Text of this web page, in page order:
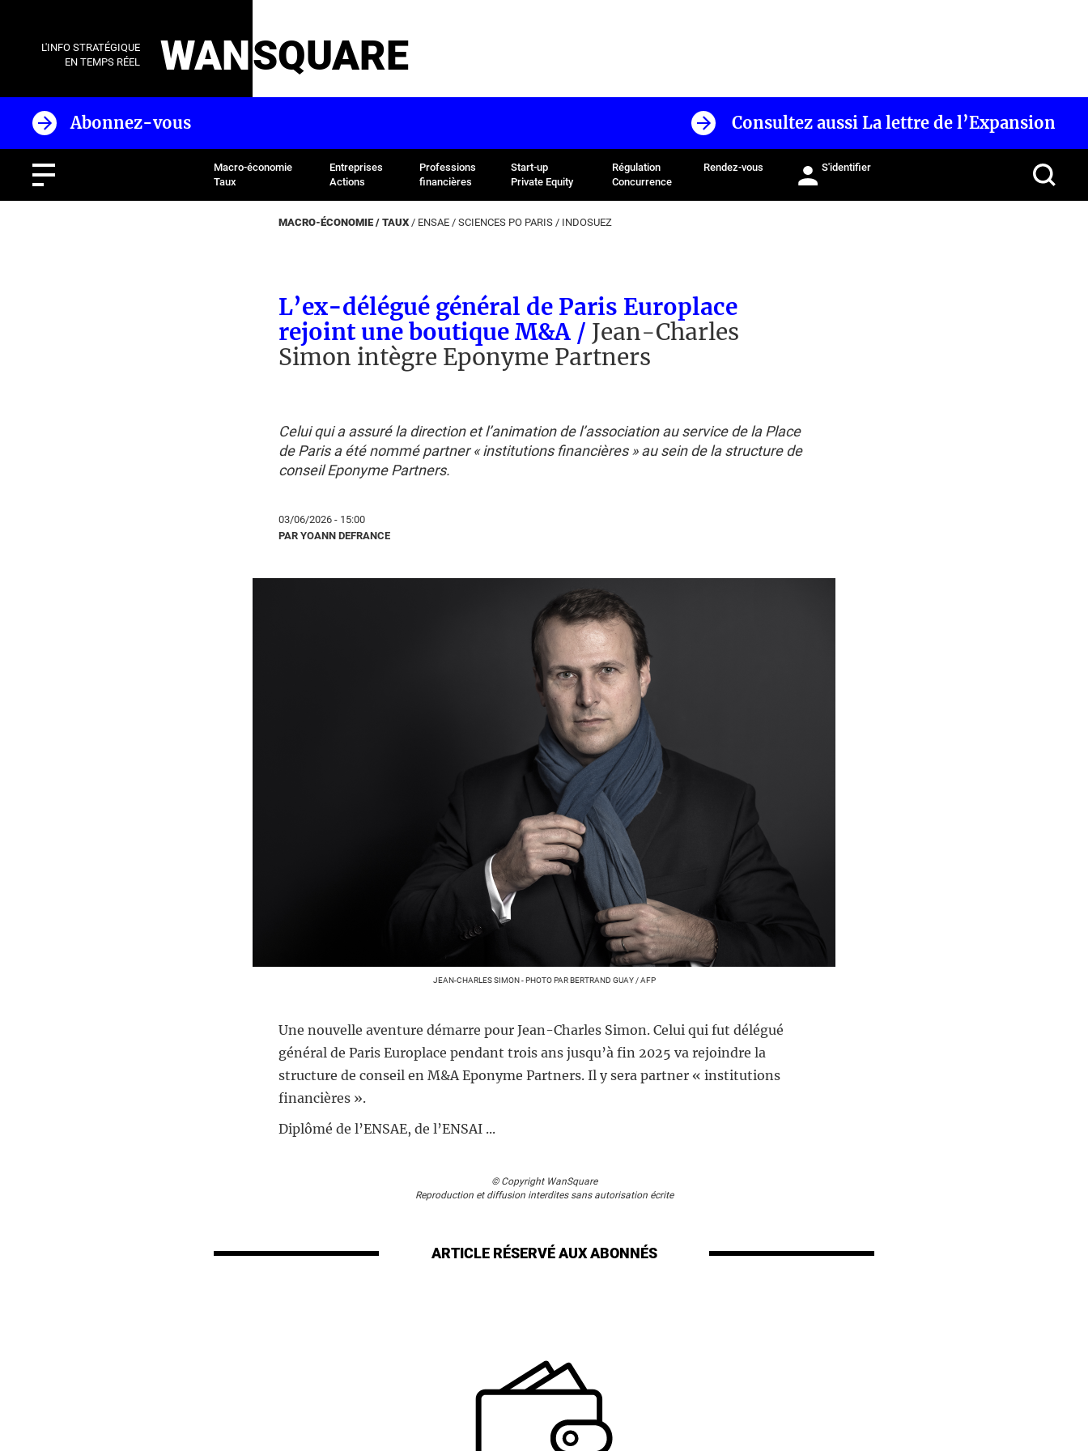
L'INFO STRATÉGIQUE
EN TEMPS RÉEL
WANSQUARE
Abonnez-vous Consultez aussi La lettre de l’Expansion
Macro-économie
Taux
Entreprises
Actions
Professions
financières
Start-up
Private Equity
Régulation
Concurrence
Rendez-vous S'identifier
MACRO-ÉCONOMIE / TAUX / ENSAE / SCIENCES PO PARIS / INDOSUEZ
L’ex-délégué général de Paris Europlace
rejoint une boutique M&A / Jean-Charles
Simon intègre Eponyme Partners
Celui qui a assuré la direction et l’animation de l’association au service de la Place
de Paris a été nommé partner « institutions financières » au sein de la structure de
conseil Eponyme Partners.
03/06/2026 - 15:00
PAR YOANN DEFRANCE
JEAN-CHARLES SIMON - PHOTO PAR BERTRAND GUAY / AFP
Une nouvelle aventure démarre pour Jean-Charles Simon. Celui qui fut délégué
général de Paris Europlace pendant trois ans jusqu’à fin 2025 va rejoindre la
structure de conseil en M&A Eponyme Partners. Il y sera partner « institutions
financières ».
Diplômé de l’ENSAE, de l’ENSAI ...
© Copyright WanSquare
Reproduction et diffusion interdites sans autorisation écrite
ARTICLE RÉSERVÉAUX ABONNÉS